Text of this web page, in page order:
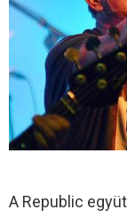
A Republic